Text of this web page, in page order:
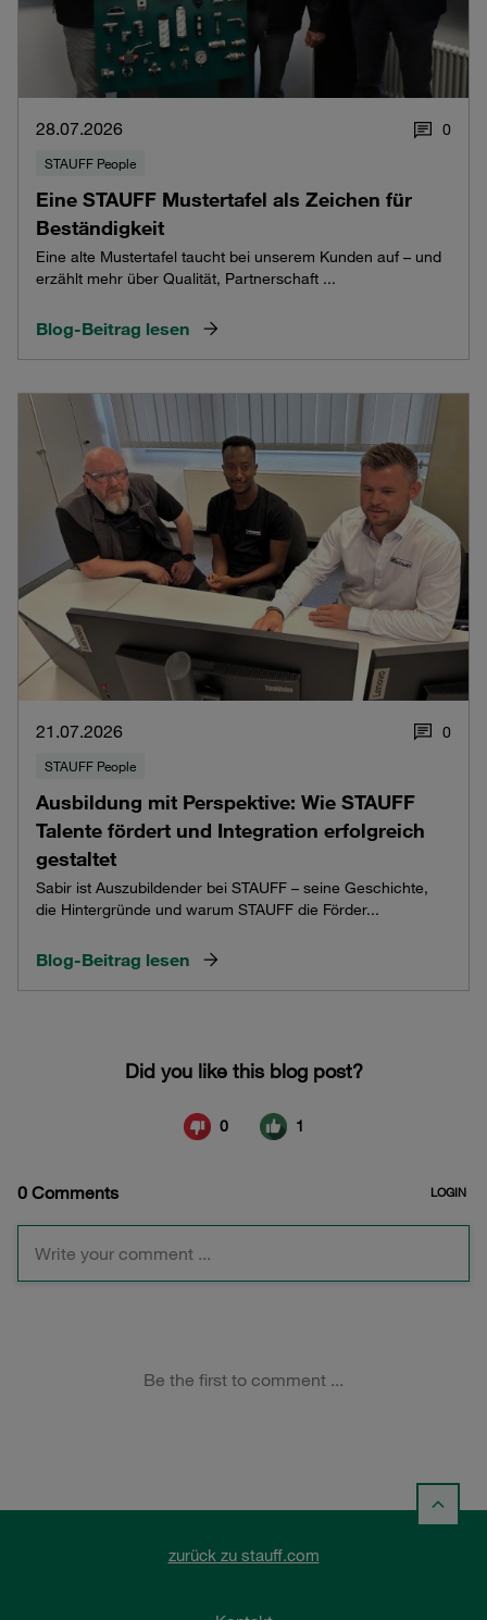
28.07.2026 0
STAUFF People
Eine STAUFF Mustertafel als Zeichen für
Beständigkeit
Eine alte Mustertafel taucht bei unserem Kunden auf – und
erzählt mehr über Qualität, Partnerschaft ...
Blog-Beitrag lesen
21.07.2026 0
STAUFF People
Ausbildung mit Perspektive: Wie STAUFF
Talente fördert und Integration erfolgreich
gestaltet
Sabir ist Auszubildender bei STAUFF – seine Geschichte,
die Hintergründe und warum STAUFF die Förder...
Blog-Beitrag lesen
zurück zu stauff.com